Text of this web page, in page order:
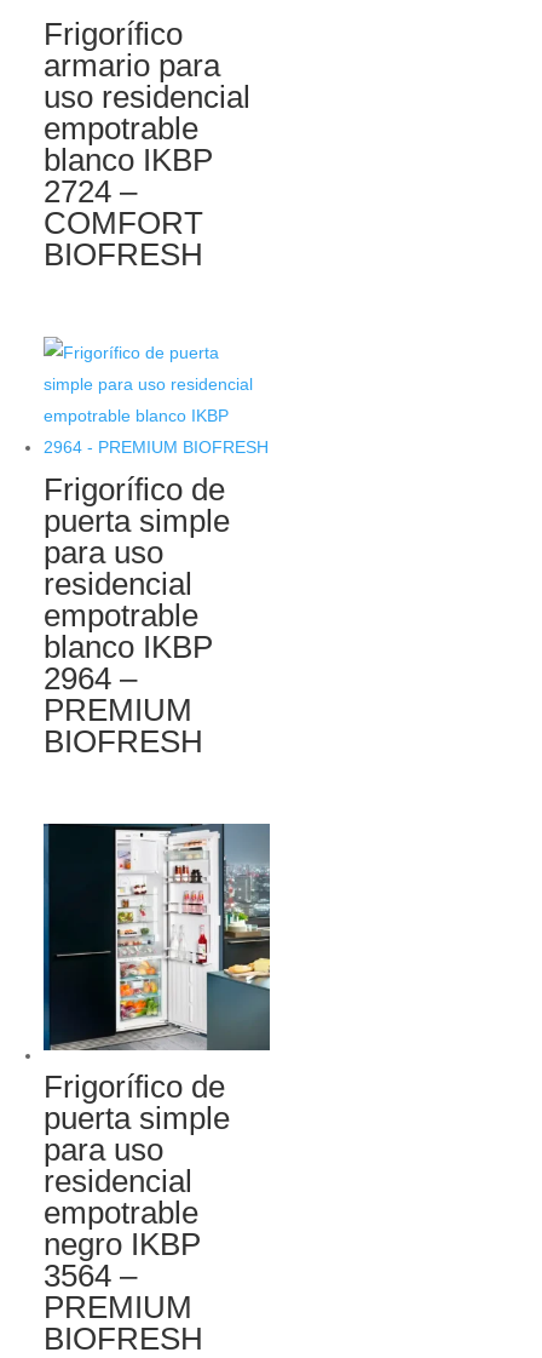
Frigorífico
armario para
uso residencial
empotrable
blanco IKBP
2724 –
COMFORT
BIOFRESH
Frigorífico de
puerta simple
para uso
residencial
empotrable
blanco IKBP
2964 –
PREMIUM
BIOFRESH
Frigorífico de
puerta simple
para uso
residencial
empotrable
negro IKBP
3564 –
PREMIUM
BIOFRESH